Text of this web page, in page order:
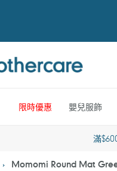
限時優惠 嬰兒服飾
滿
Momomi Round Mat